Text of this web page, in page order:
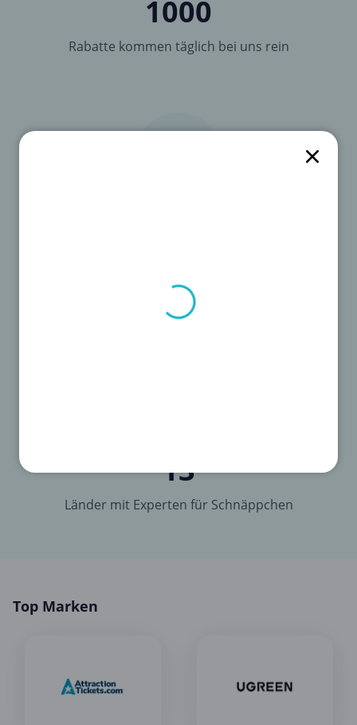
1000
Rabatte kommen täglich bei uns rein
13
Länder mit Experten für Schnäppchen
Top Marken